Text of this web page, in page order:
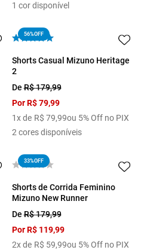
1 cor disponível
56%OFF
Shorts Casual Mizuno Heritage
2
DeR$179,99
PorR$ 79,99
1x de R$ 79,99ou 5% Off no PIX
2 cores disponíveis
33%OFF
Shorts de Corrida Feminino
Mizuno New Runner
DeR$179,99
PorR$ 119,99
2x de R$ 59,99ou 5% Off no PIX